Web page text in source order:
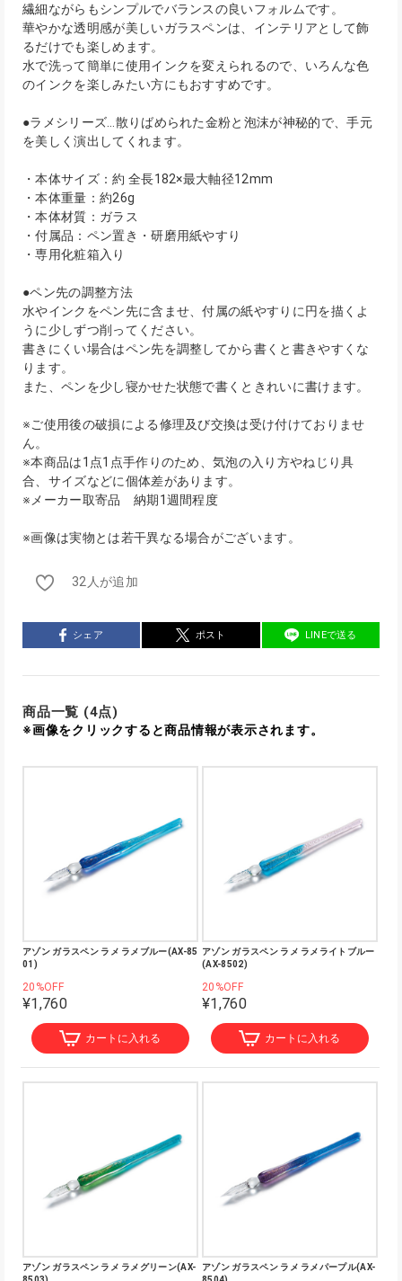
繊細ながらもシンプルでバランスの良いフォルムです。
華やかな透明感が美しいガラスペンは、インテリアとして飾
るだけでも楽しめます。
水で洗って簡単に使用インクを変えられるので、いろんな色
のインクを楽しみたい方にもおすすめです。
●ラメシリーズ…散りばめられた金粉と泡沫が神秘的で、手元
を美しく演出してくれます。
・本体サイズ：約 全長182×最大軸径12mm
・本体重量：約26g
・本体材質：ガラス
・付属品：ペン置き・研磨用紙やすり
・専用化粧箱入り
●ペン先の調整方法
水やインクをペン先に含ませ、付属の紙やすりに円を描くよ
うに少しずつ削ってください。
書きにくい場合はペン先を調整してから書くと書きやすくな
ります。
また、ペンを少し寝かせた状態で書くときれいに書けます。
※ご使用後の破損による修理及び交換は受け付けておりませ
ん。
※本商品は1点1点手作りのため、気泡の入り方やねじり具
合、サイズなどに個体差があります。
※メーカー取寄品 納期1週間程度
※画像は実物とは若干異なる場合がございます。
32人が追加
シェア ポスト LINEで送る
商品一覧 (4点)
※画像をクリックすると商品情報が表示されます。
アゾン ガラスペン ラメ ラメブルー(AX-85
01)
20%OFF
¥1,760
カートに入れる
アゾン ガラスペン ラメ ラメライトブルー
(AX-8502)
20%OFF
¥1,760
カートに入れる
アゾン ガラスペン ラメ ラメグリーン(AX-
アゾン ガラスペン ラメ ラメパープル(AX-